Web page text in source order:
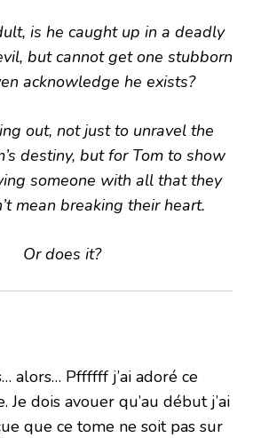
is he caught up in a deadly
but cannot get one stubborn
acknowledge he exists?
out, not just to unravel the
destiny, but for Tom to show
someone with all that they
mean breaking their heart.
Or does it?
alors… Pffffff j’ai adoré ce
Je dois avouer qu’au début j’ai
que ce tome ne soit pas sur